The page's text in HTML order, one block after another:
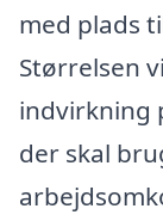
med plads
Størrelsen
indvirkning
der skal